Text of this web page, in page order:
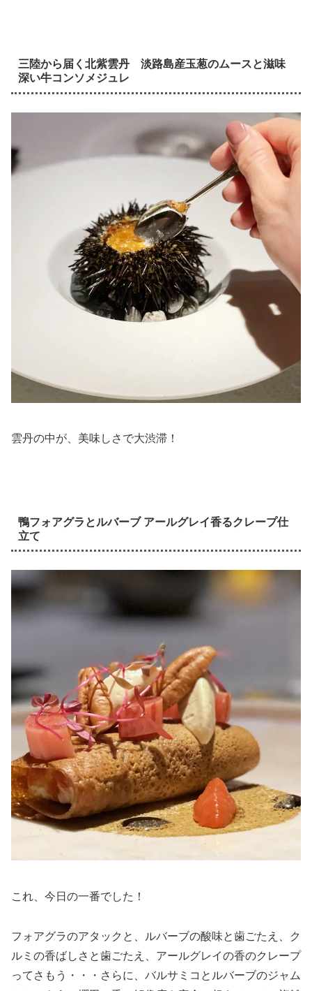
三陸から届く北紫雲丹 淡路島産玉葱のムースと滋味
深い牛コンソメジュレ
雲丹の中が、美味しさで大渋滞！
鴨フォアグラとルバーブ アールグレイ香るクレープ仕
立て
これ、今日の一番でした！
フォアグラのアタックと、ルバーブの酸味と歯ごたえ、ク
ルミの香ばしさと歯ごたえ、アールグレイの香のクレープ
ってさもう・・・さらに、バルサミコとルバーブのジャム